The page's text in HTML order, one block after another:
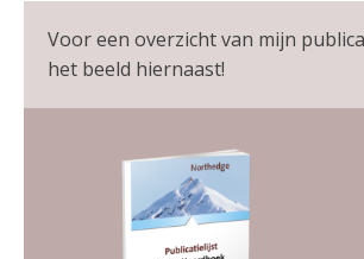
Voor een overzicht van mijn
het beeld hiernaast!